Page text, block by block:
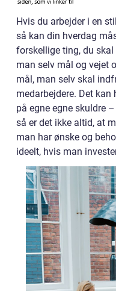
Hvis du arbejder i en
så kan din hverdag
forskellige ting, du
man selv mål og vejet
mål, man selv skal
medarbejdere. Det
på egne egne skuldre
så er det ikke altid, at
man har ønske og
ideelt, hvis man